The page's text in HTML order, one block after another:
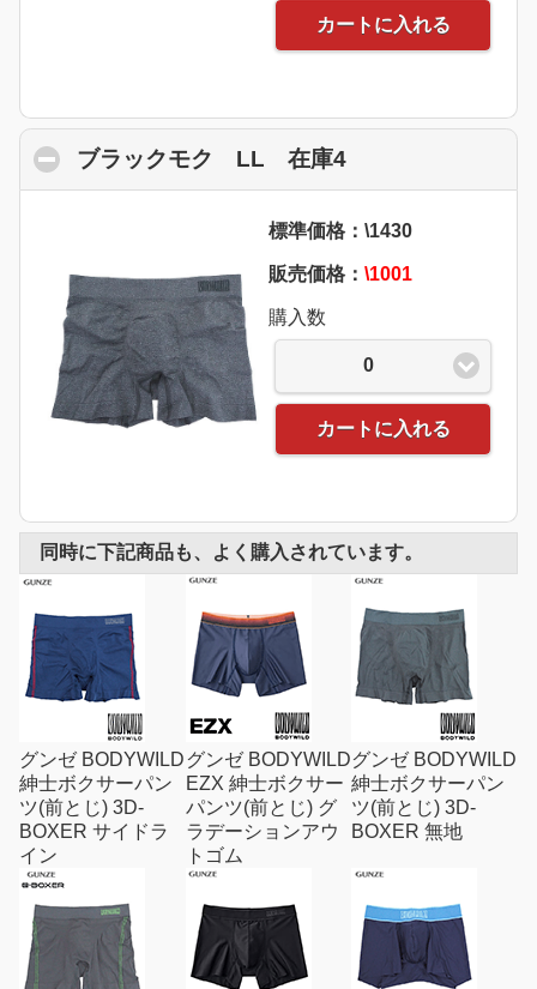
カートに入れる
ブラックモク LL 在庫4click to collapse
標準価格：\1430
販売価格： \1001
購入数
0
カートに入れる
同時に下記商品も、よく購入されています。
グンゼ BODYWILD
紳士ボクサーパン
ツ(前とじ) 3D-
BOXER サイドラ
イン
グンゼ BODYWILD
EZX 紳士ボクサー
パンツ(前とじ) グ
ラデーションアウ
トゴム
グンゼ BODYWILD
紳士ボクサーパン
ツ(前とじ) 3D-
BOXER 無地